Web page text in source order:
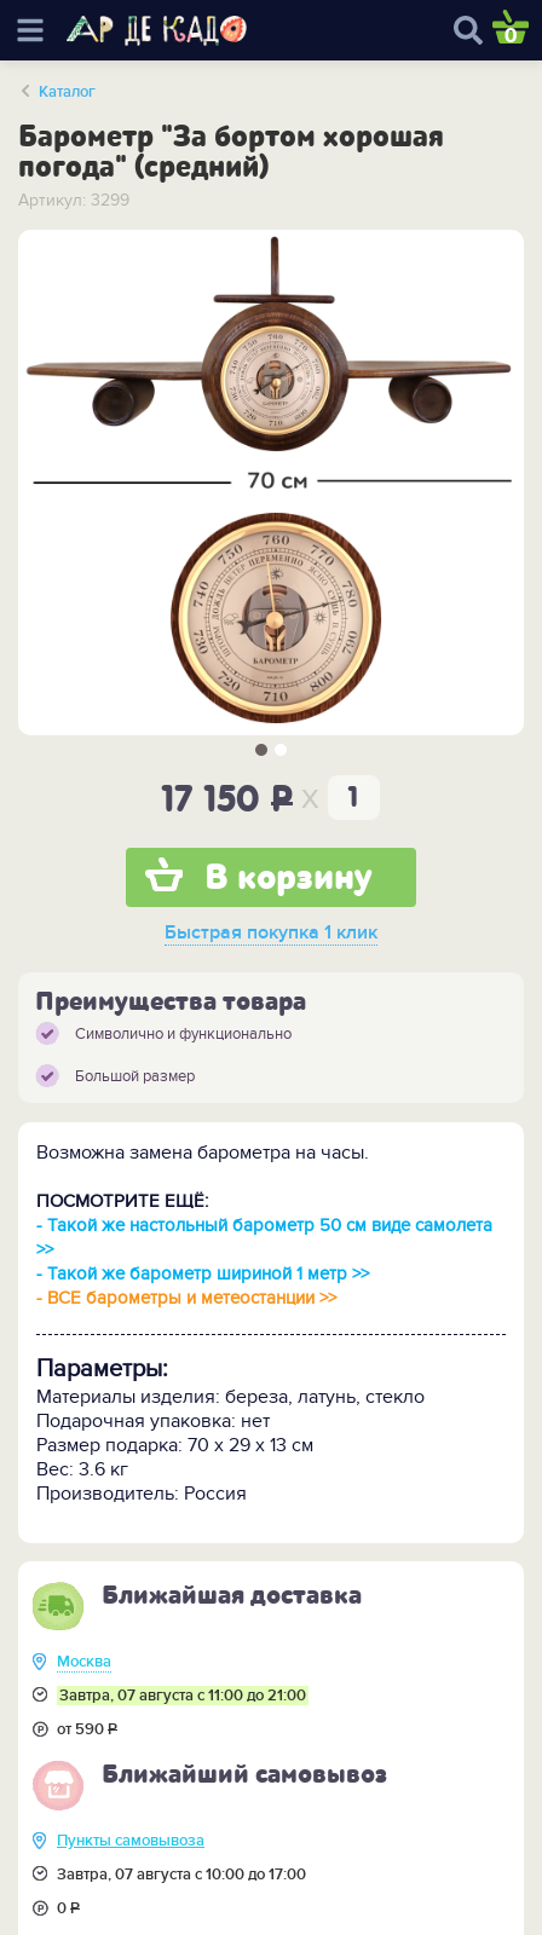
0
Каталог
Барометр "За бортом хорошая
погода" (средний)
Артикул: 3299
17 150 P x
В корзину
Быстрая покупка 1 клик
Преимущества товара
Символично и функционально
Большой размер
Возможна замена барометра на часы.
ПОСМОТРИТЕ ЕЩЁ:
- Такой же настольный барометр 50 см виде самолета
>>
- Такой же барометр шириной 1 метр >>
- ВСЕ барометры и метеостанции >>
Параметры:
Материалы изделия: береза, латунь, стекло
Подарочная упаковка: нет
Размер подарка: 70 х 29 х 13 см
Вес: 3.6 кг
Производитель: Россия
Ближайшая доставка
Москва
Завтра, 07 августа с 11:00 до 21:00
от 590Р
Ближайший самовывоз
Пункты самовывоза
Завтра, 07 августа с 10:00 до 17:00
0Р